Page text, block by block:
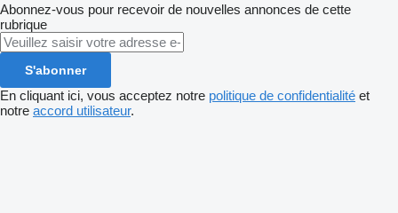
Abonnez-vous pour recevoir de nouvelles annonces de cette
rubrique
S'abonner
En cliquant ici, vous acceptez notre politique de confidentialité et
notre accord utilisateur.